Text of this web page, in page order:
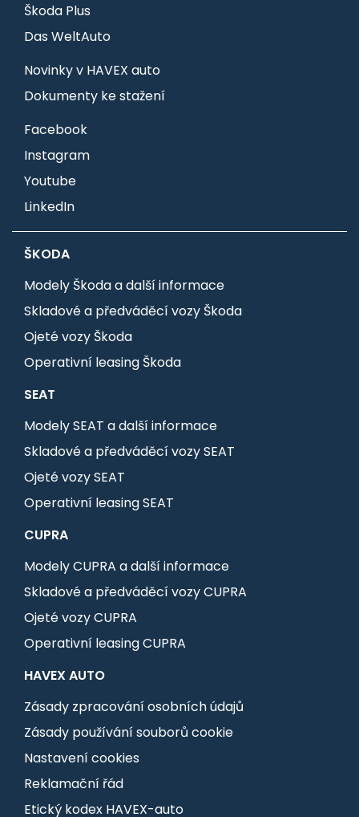
Škoda Plus
Das WeltAuto
Novinky v HAVEX auto
Dokumenty ke stažení
Facebook
Instagram
Youtube
LinkedIn
ŠKODA
Modely Škoda a další informace
Skladové a předváděcí vozy Škoda
Ojeté vozy Škoda
Operativní leasing Škoda
SEAT
Modely SEAT a další informace
Skladové a předváděcí vozy SEAT
Ojeté vozy SEAT
Operativní leasing SEAT
CUPRA
Modely CUPRA a další informace
Skladové a předváděcí vozy CUPRA
Ojeté vozy CUPRA
Operativní leasing CUPRA
HAVEX AUTO
Zásady zpracování osobních údajů
Zásady používání souborů cookie
Nastavení cookies
Reklamační řád
Etický kodex HAVEX-auto